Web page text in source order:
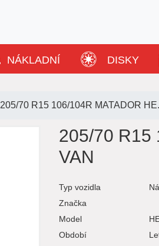
NÁKLADNÍ DISKY
205/70 R15 106/104R MATADOR
205/70 R15
VAN
Typ vozidla
Značka
Model
Období